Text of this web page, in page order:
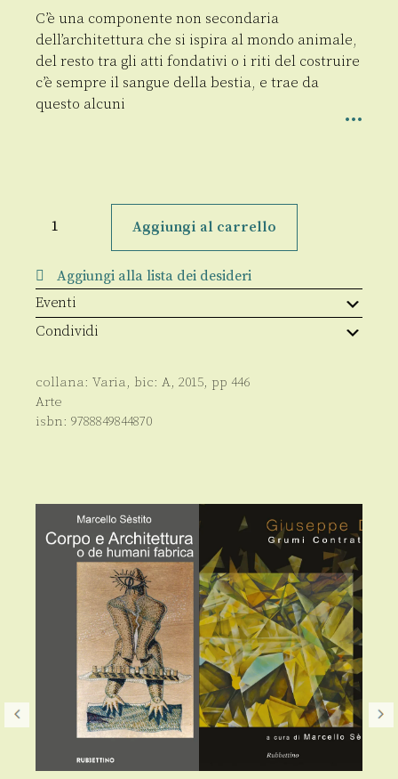
C’è una componente non secondaria
dell’architettura che si ispira al mondo animale,
del resto tra gli atti fondativi o i riti del costruire
c’è sempre il sangue della bestia, e trae da
questo alcuni
Architettura
animale
Aggiungi al carrello
Aggiungi alla lista dei desideri
Eventi
Condividi
collana: Varia, bic: A, 2015, pp 446
Arte
isbn: 9788849844870